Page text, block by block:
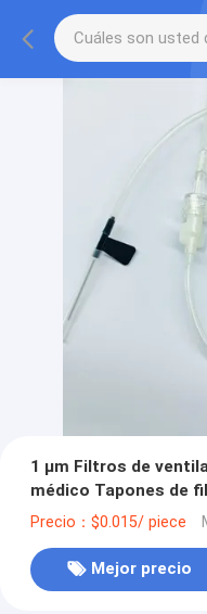
1 μm Filtros de
médico Tapones de
tuberías intravenosas
Precio：$0.015/ piece
Mejor precio